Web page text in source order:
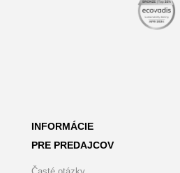
INFORMÁCIE
PRE PREDAJCOV
Časté otázky